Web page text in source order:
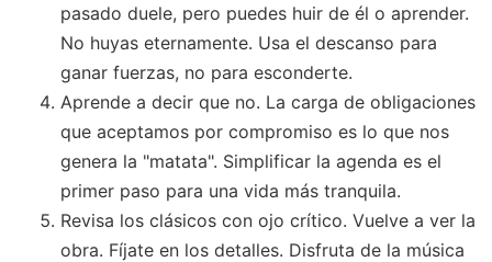
pasado duele, pero puedes huir de él o aprender.
No huyas eternamente. Usa el descanso para
ganar fuerzas, no para esconderte.
Aprende a decir que no. La carga de obligaciones
que aceptamos por compromiso es lo que nos
genera la "matata". Simplificar la agenda es el
primer paso para una vida más tranquila.
Revisa los clásicos con ojo crítico. Vuelve a ver la
obra. Fíjate en los detalles. Disfruta de la música